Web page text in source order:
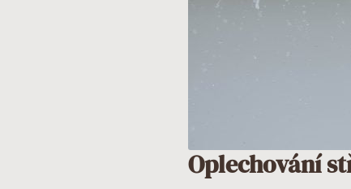
Oplechování